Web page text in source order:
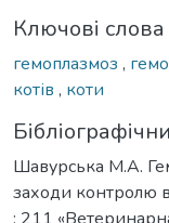
Ключові слова
гемоплазмоз ,
котів , коти
Шавурська М.А.
заходи контролю